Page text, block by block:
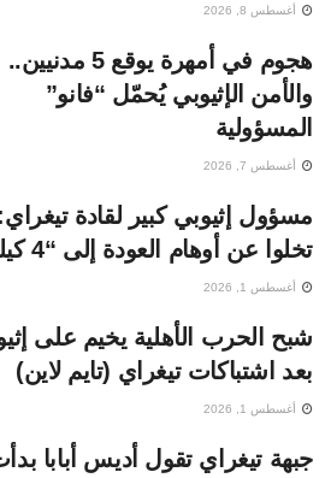
أغسطس 8, 2026
هجوم في أمهرة يوقع 5 مدنيين..
والأمن الإثيوبي يُحمّل “فانو”
المسؤولية
أغسطس 7, 2026
مسؤول إثيوبي كبير لقادة تيغراي:
تخلوا عن أوهام العودة إلى “4 كيلو”
أغسطس 1, 2026
شبح الحرب الأهلية يخيم على
بعد اشتباكات تيغراي (تايم لاين)
أغسطس 1, 2026
جبهة تيغراي تقول أديس أبابا